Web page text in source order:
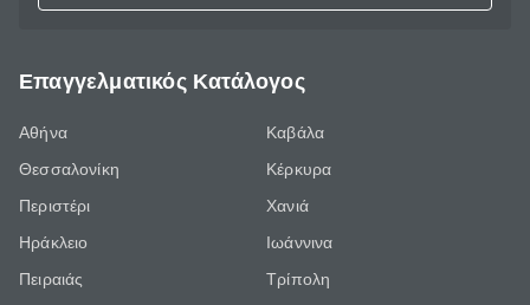
Επαγγελματικός Κατάλογος
Αθήνα
Θεσσαλονίκη
Περιστέρι
Ηράκλειο
Πειραιάς
Καβάλα
Κέρκυρα
Χανιά
Ιωάννινα
Τρίπολη